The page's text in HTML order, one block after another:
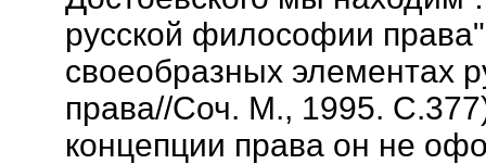
русской философии
своеобразных элементах
права//Соч. М., 1995.
концепции права он не